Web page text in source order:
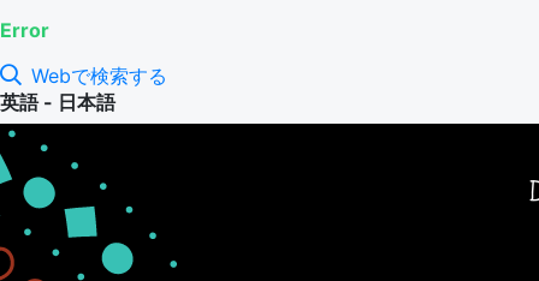
Error
Webで検索する
英語 - 日本語